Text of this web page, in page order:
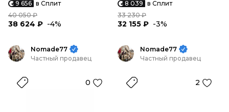
9 656 в Сплит
40 050 ₽
38 624 ₽ -4%
8 039 в Сплит
33 230 ₽
32 155 ₽ -3%
Nomade77
Частный продавец
0
Nomade77
Частный продавец
2